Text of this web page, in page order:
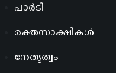
പാർടി
രക്തസാക്ഷികൾ
നേതൃത്വം